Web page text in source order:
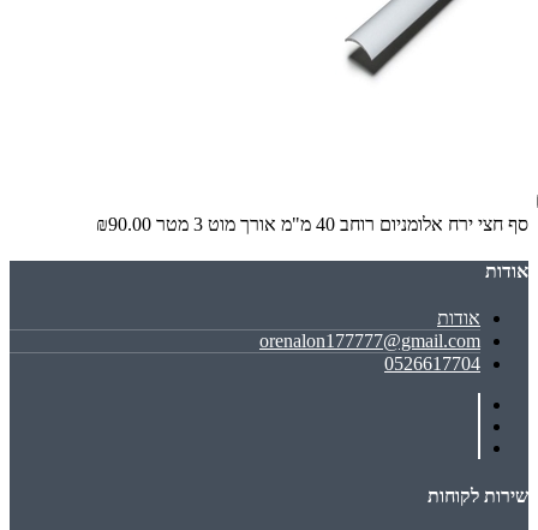
סף חצי ירח אלומניום רוחב 40 מ"מ אורך מוט 3 מטר ₪90.00
אודות
אודות
orenalon177777@gmail.com
0526617704
שירות לקוחות